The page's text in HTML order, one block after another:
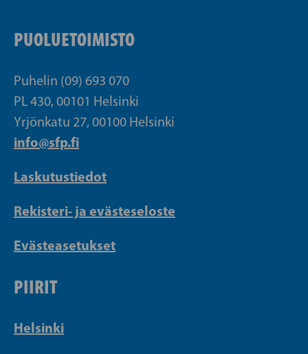
PUOLUETOIMISTO
Puhelin (09) 693 070
PL 430, 00101 Helsinki
Yrjönkatu 27, 00100 Helsinki
info@sfp.fi
Laskutustiedot
Rekisteri- ja evästeseloste
Evästeasetukset
PIIRIT
Helsinki